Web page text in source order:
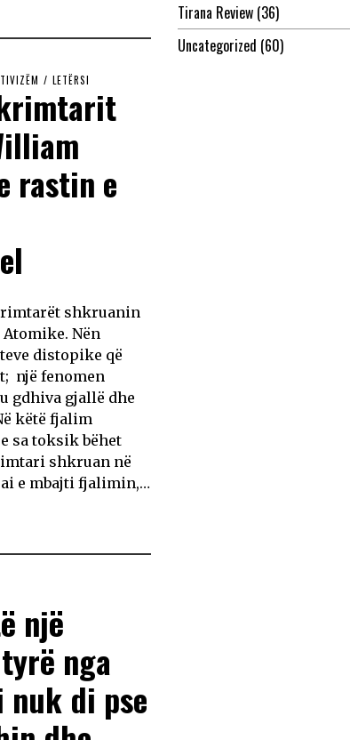
/ LETËRSI
rastin e
shkruanin
Atomike. Nën
distopike që
një fenomen
gdhiva gjallë dhe
këtë fjalim
sa toksik bëhet
shkruan në
e mbajti fjalimin,…
një
nga
nuk di pse
Tirana Review(36)
Uncategorized (60)